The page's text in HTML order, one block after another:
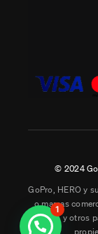
© 2024
GoPro, HERO y
o marcas
Unidos y otros
1